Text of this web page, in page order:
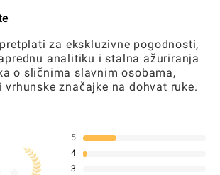
za ekskluzivne pogodnosti,
analitiku i stalna ažuriranja
o sličnima slavnim osobama,
značajke na dohvat ruke.
5
4
3